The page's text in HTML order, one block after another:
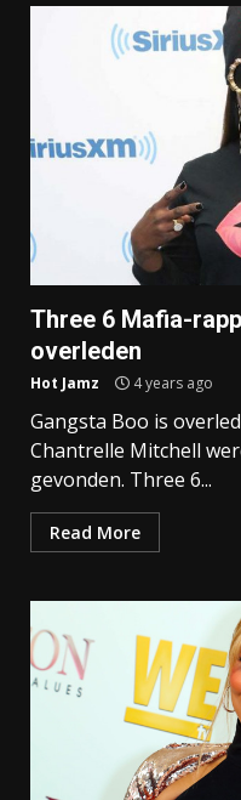
Three 6 Mafia-
overleden
Hot Jamz 4 years ago
Gangsta Boo is
Chantrelle Mitchell
gevonden. Three 6...
Read More